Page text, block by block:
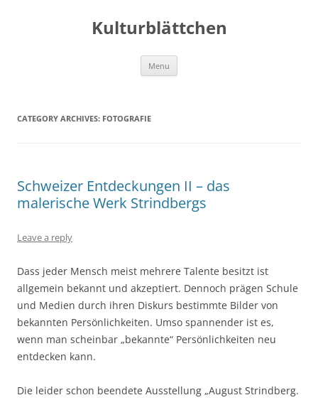
Kulturblättchen
Menu
CATEGORY ARCHIVES: FOTOGRAFIE
Schweizer Entdeckungen II – das
malerische Werk Strindbergs
Leave a reply
Dass jeder Mensch meist mehrere Talente besitzt ist
allgemein bekannt und akzeptiert. Dennoch prägen Schule
und Medien durch ihren Diskurs bestimmte Bilder von
bekannten Persönlichkeiten. Umso spannender ist es,
wenn man scheinbar „bekannte“ Persönlichkeiten neu
entdecken kann.
Die leider schon beendete Ausstellung „August Strindberg.